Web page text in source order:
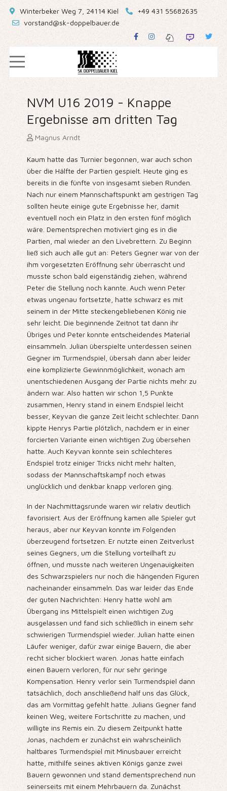
Winterbeker Weg 7, 24114 Kiel
+49 431 55682635
vorstand@sk-doppelbauer.de
NVM U16 2019 - Knappe
Ergebnisse am dritten Tag
Magnus Arndt
Kaum hatte das Turnier begonnen, war auch schon
über die Hälfte der Partien gespielt. Heute ging es
bereits in die fünfte von insgesamt sieben Runden.
Nach nur einem Mannschaftspunkt am gestrigen Tag
sollten heute einige gute Ergebnisse her, damit
eventuell noch ein Platz in den ersten fünf möglich
wäre. Dementsprechen motiviert ging es in die
Partien, mal wieder an den Livebrettern. Zu Beginn
ließ sich auch alle gut an: Peters Gegner war von der
ihm vorgesetzten Eröffnung sehr überrascht und
musste schon bald eigenständig ziehen, während
Peter die Stellung noch kannte. Auch wenn Peter
etwas ungenau fortsetzte, hatte schwarz es mit
seinem in der Mitte steckengebliebenen König nie
sehr leicht. Die beginnende Zeitnot tat dann ihr
Übriges und Peter konnte entscheidendes Material
einsammeln. Julian überspielte unterdessen seinen
Gegner im Turmendspiel, übersah dann aber leider
eine komplizierte Gewinnmöglichkeit, wonach am
unentschiedenen Ausgang der Partie nichts mehr zu
ändern war. Also hatten wir schon 1,5 Punkte
zusammen, Henry stand in einem Endspiel leicht
besser, Keyvan die ganze Zeit leicht schlechter. Dann
kippte Henrys Partie plötzlich, nachdem er in einer
forcierten Variante einen wichtigen Zug übersehen
hatte. Auch Keyvan konnte sein schlechteres
Endspiel trotz einiger Tricks nicht mehr halten,
sodass der Mannschaftskampf noch etwas
unglücklich und denkbar knapp verloren ging.
In der Nachmittagsrunde waren wir relativ deutlich
favorisiert. Aus der Eröffnung kamen alle Spieler gut
heraus, aber nur Keyvan konnte im Folgenden
überzeugend fortsetzen. Er nutzte einen Zeitverlust
seines Gegners, um die Stellung vorteilhaft zu
öffnen, und musste nach weiteren Ungenauigkeiten
des Schwarzspielers nur noch die hängenden Figuren
nacheinander einsammeln. Das war leider das Ende
der guten Nachrichten: Henry hatte wohl am
Übergang ins Mittelspielt einen wichtigen Zug
ausgelassen und fand sich schließlich in einem sehr
schwierigen Turmendspiel wieder. Julian hatte einen
Läufer weniger, dafür zwar einige Bauern, die aber
recht sicher blockiert waren. Jonas hatte einfach
einen Bauern verloren, für nur sehr geringe
Kompensation. Henry verlor sein Turmendspiel dann
tatsächlich, doch anschließend half uns das Glück,
das am Vormittag gefehlt hatte. Julians Gegner fand
keinen Weg, weitere Fortschritte zu machen, und
willigte ins Remis ein. Zu diesem Zeitpunkt hatte
Jonas, nachdem er zunächst ein wahrscheinlich
haltbares Turmendspiel mit Minusbauer erreicht
hatte, mithilfe seines aktiven Königs ganze zwei
Bauern gewonnen und stand dementsprechend nun
seinerseits mit einem Mehrbauern da. Zunächst